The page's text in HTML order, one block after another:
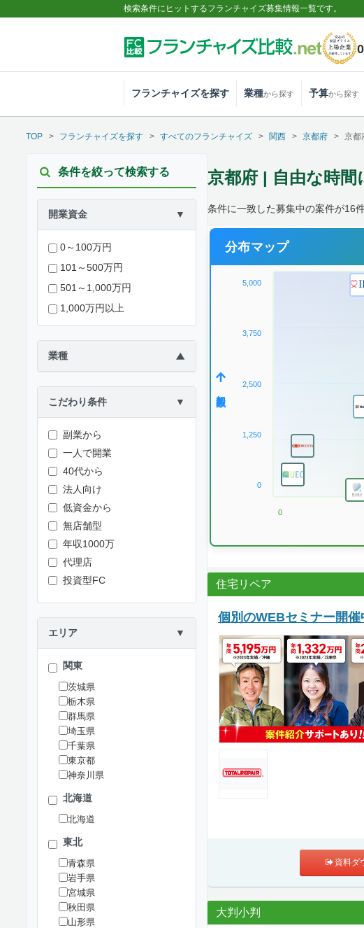
検索条件にヒットするフランチャイズ募集情報一覧です。
フランチャイズを探す 業種から探す 予算から探す
TOP フランチャイズを探す すべてのフランチャイズ 関西 京都府 京都
条件を絞って検索する
開業資金 ▼
0～100万円
101～500万円
501～1,000万円
1,000万円以上
業種 ▶
こだわり条件 ▼
副業から
一人で開業
40代から
法人向け
低資金から
無店舗型
年収1000万
代理店
投資型FC
エリア ▼
関東
茨城県
栃木県
群馬県
埼玉県
千葉県
東京都
神奈川県
北海道
北海道
東北
青森県
岩手県
宮城県
秋田県
山形県
京都府 | 自由な時間
条件に一致した募集中の案件が16
分布マップ
5,000
3,750
2,500
1,250
0
0
住宅リペア
個別のWEBセミナー開
資料ダ
大判小判